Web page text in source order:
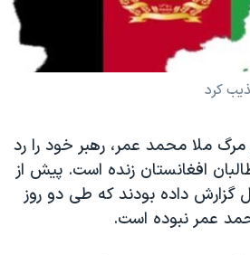
۲۰۲۴
اسرائیل
کرد
مرگ ملا محمد عمر، رهبر خود را رد
افغانستان زنده است. پیش از
گزارش داده بودند که طی دو روز
عمر نبوده است.